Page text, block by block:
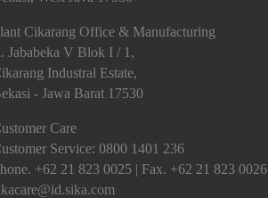
Cikarang Office & Manufacturing
Jababeka V Blok I / 1,
Industral Estate,
- Jawa Barat 17530
Care
Service: 0800 1401 236
+62 21 823 0025 | Fax. +62 21 823 0026